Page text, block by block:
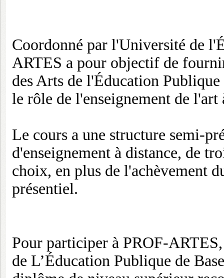
Coordonné par l'Université de
ARTES a pour objectif de
des Arts de l'Éducation Publique
le rôle de l'enseignement de
Le cours a une structure semi-
d'enseignement à distance, de
choix, en plus de l'achèvement
présentiel.
Pour participer à PROF-
de L’Éducation Publique de